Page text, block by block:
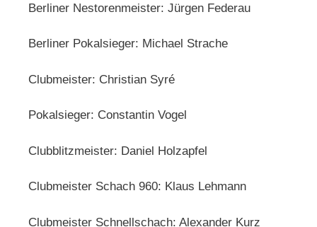
Berliner Nestorenmeister: Jürgen Federau
Berliner Pokalsieger: Michael Strache
Clubmeister: Christian Syré
Pokalsieger: Constantin Vogel
Clubblitzmeister: Daniel Holzapfel
Clubmeister Schach 960: Klaus Lehmann
Clubmeister Schnellschach: Alexander Kurz